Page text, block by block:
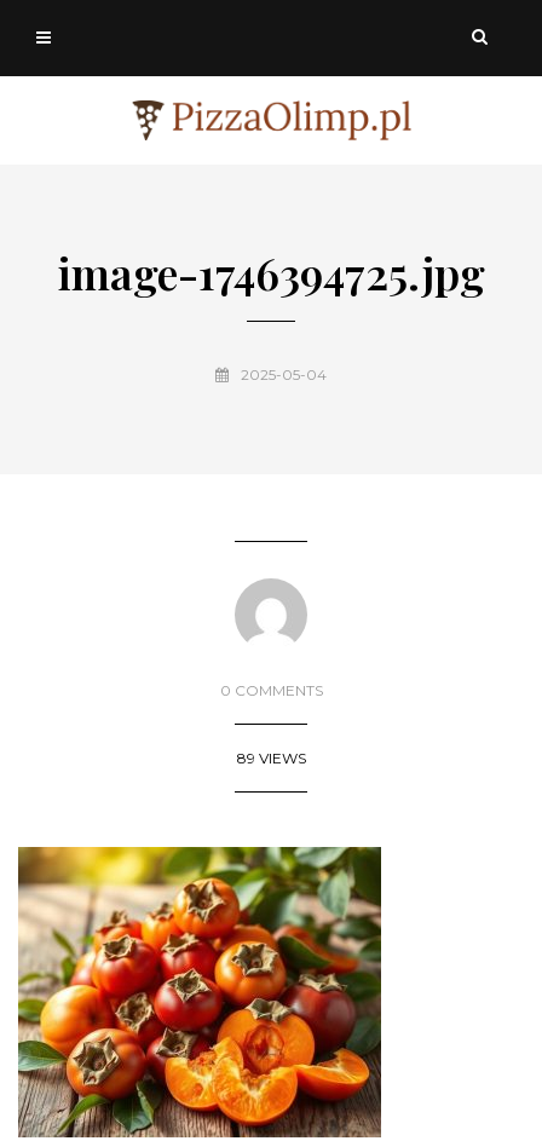
image-1746394725.jpg
2025-05-04
0 COMMENTS
89 VIEWS